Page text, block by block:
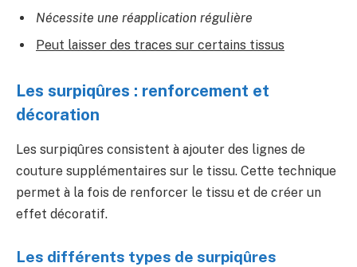
Nécessite une réapplication régulière
Peut laisser des traces sur certains tissus
Les surpiqûres : renforcement et
décoration
Les surpiqûres consistent à ajouter des lignes de
couture supplémentaires sur le tissu. Cette technique
permet à la fois de renforcer le tissu et de créer un
effet décoratif.
Les différents types de surpiqûres